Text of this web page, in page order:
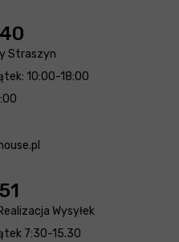
Straszyn
10:00-18:00
Wysyłek
7:30-15.30